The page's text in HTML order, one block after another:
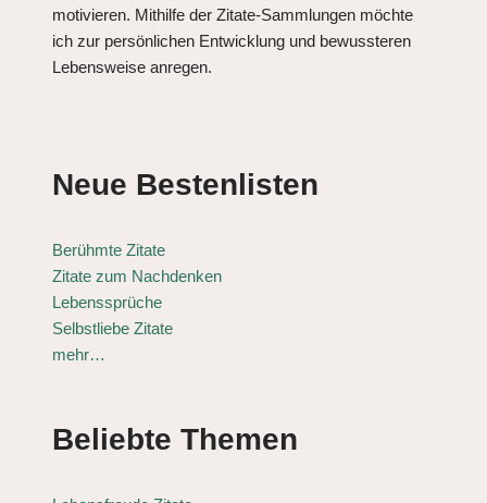
motivieren. Mithilfe der Zitate-Sammlungen möchte
ich zur persönlichen Entwicklung und bewussteren
Lebensweise anregen.
Neue Bestenlisten
Berühmte Zitate
Zitate zum Nachdenken
Lebenssprüche
Selbstliebe Zitate
mehr…
Beliebte Themen